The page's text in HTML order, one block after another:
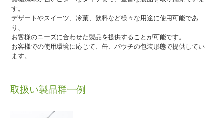
す。
デザートやスイーツ、冷菓、飲料など様々な用途に使用可能であ
り、
お客様のニーズに合わせた製品を提供することが可能です。
お客様での使用環境に応じて、缶、パウチの包装形態で提供してい
ます。
取扱い製品群一例